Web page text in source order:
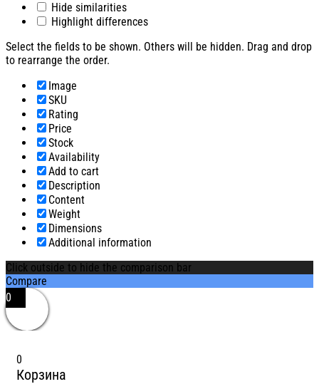
Hide similarities
Highlight differences
Select the fields to be shown. Others will be hidden. Drag and drop
to rearrange the order.
Image
SKU
Rating
Price
Stock
Availability
Add to cart
Description
Content
Weight
Dimensions
Additional information
Click outside to hide the comparison bar
Compare
0
0
Корзина